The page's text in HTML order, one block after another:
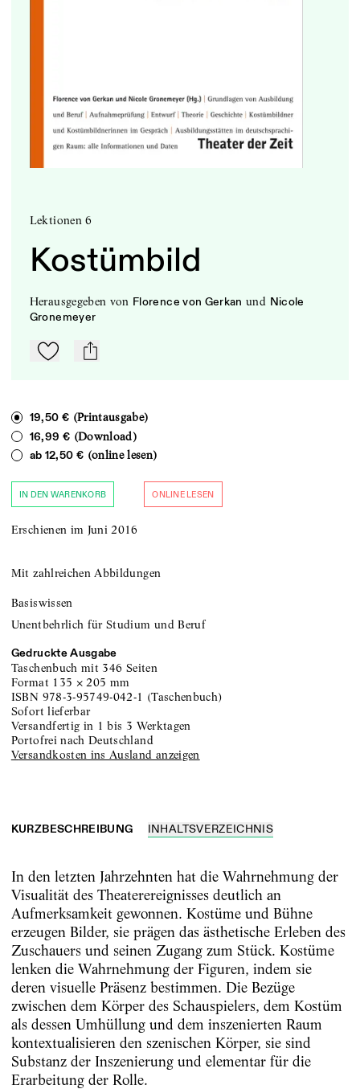
Lektionen 6
Kostümbild
herausgegeben von Florence von Gerkan und Nicole
Gronemeyer
Zu Mein-TdZ hinzufügen
mail
19,50 € (Printausgabe)
16,99 € (Download)
ab 12,50 € (online lesen)
IN DEN WARENKORB ONLINE LESEN
Erschienen im Juni 2016
Mit zahlreichen Abbildungen
Basiswissen
Unentbehrlich für Studium und Beruf
Gedruckte Ausgabe
Taschenbuch mit 346 Seiten
Format 135 ×205 mm
ISBN 978-3-95749-042-1 (Taschenbuch)
sofort lieferbar
versandfertig in 1 bis 3 Werktagen
portofrei nach Deutschland
Versandkosten ins Ausland anzeigen
KURZBESCHREIBUNG INHALTSVERZEICHNIS
In den letzten Jahrzehnten hat die Wahrnehmung der
Visualität des Theaterereignisses deutlich an
Aufmerksamkeit gewonnen. Kostüme und Bühne
erzeugen Bilder, sie prägen das ästhetische Erleben des
Zuschauers und seinen Zugang zum Stück. Kostüme
lenken die Wahrnehmung der Figuren, indem sie
deren visuelle Präsenz bestimmen. Die Bezüge
zwischen dem Körper des Schauspielers, dem Kostüm
als dessen Umhüllung und dem inszenierten Raum
kontextualisieren den szenischen Körper, sie sind
Substanz der Inszenierung und elementar für die
Erarbeitung der Rolle.